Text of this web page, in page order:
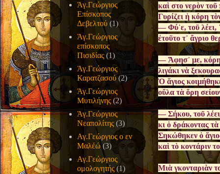
καὶ στο νερὸν τοῦ
Γυρίζει ἡ κόρη
— Φύ᾿ε, τοῦ λέει,
ἐτοῦτο τ᾿ ἄγριο
— Ἄφησ᾿ με,
λιγάκι νὰ
Ὁ ἅγιος
οὕλα τὰ ὅρη
— Σήκου, τοῦ
κι ὁ δράκοντας τὰ
Σηκώθηκεν ὁ
καὶ τὸ κοντάριν
Μιὰ γκονταριὰν
Άγ.Γεώργιος
Επίσκοπος
Δεβελτού (1)
Άγ.Γεώργιος
επίσκοπος
Πισιδίας (1)
Άγ.Γεώργιος
Καρατζασού (2)
Άγ.Γεώργιος
Μυτιλήνης (2)
Άγ.Γεώργιος
Νεαπολίτης (3)
Αγ.Γεώργιος ο εν
Μαλέώ (3)
Αγ.Γεώργιος
ομολογητής (1)